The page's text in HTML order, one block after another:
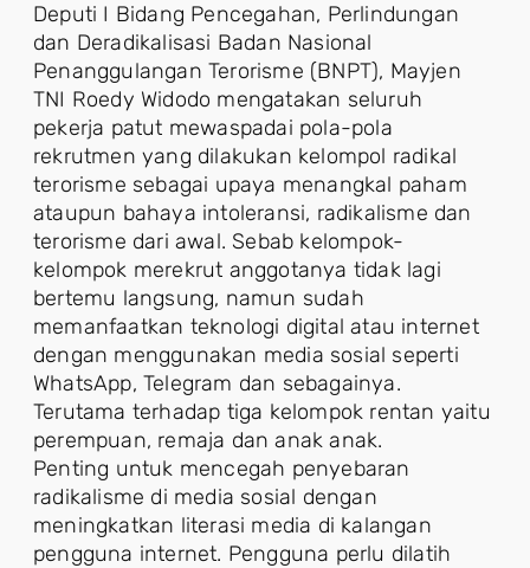
Deputi I Bidang Pencegahan, Perlindungan
dan Deradikalisasi Badan Nasional
Penanggulangan Terorisme (BNPT), Mayjen
TNI Roedy Widodo mengatakan seluruh
pekerja patut mewaspadai pola-pola
rekrutmen yang dilakukan kelompol radikal
terorisme sebagai upaya menangkal paham
ataupun bahaya intoleransi, radikalisme dan
terorisme dari awal. Sebab kelompok-
kelompok merekrut anggotanya tidak lagi
bertemu langsung, namun sudah
memanfaatkan teknologi digital atau internet
dengan menggunakan media sosial seperti
WhatsApp, Telegram dan sebagainya.
Terutama terhadap tiga kelompok rentan yaitu
perempuan, remaja dan anak anak.
Penting untuk mencegah penyebaran
radikalisme di media sosial dengan
meningkatkan literasi media di kalangan
pengguna internet. Pengguna perlu dilatih